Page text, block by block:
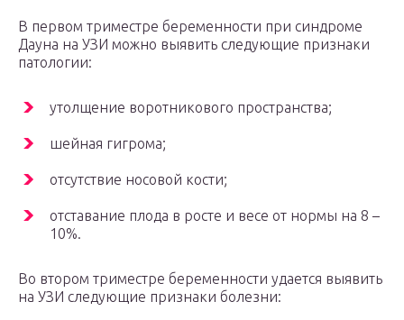
В первом триместре беременности при синдроме
Дауна на УЗИ можно выявить следующие признаки
патологии:
утолщение воротникового пространства;
шейная гигрома;
отсутствие носовой кости;
отставание плода в росте и весе от нормы на 8 –
10%.
Во втором триместре беременности удается выявить
на УЗИ следующие признаки болезни: